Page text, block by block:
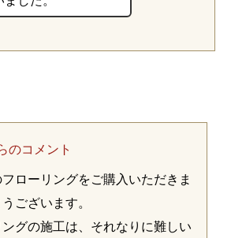
のコメント
ローリングをご購入いただきま
ございます。
グの施工は、それなりに難しい